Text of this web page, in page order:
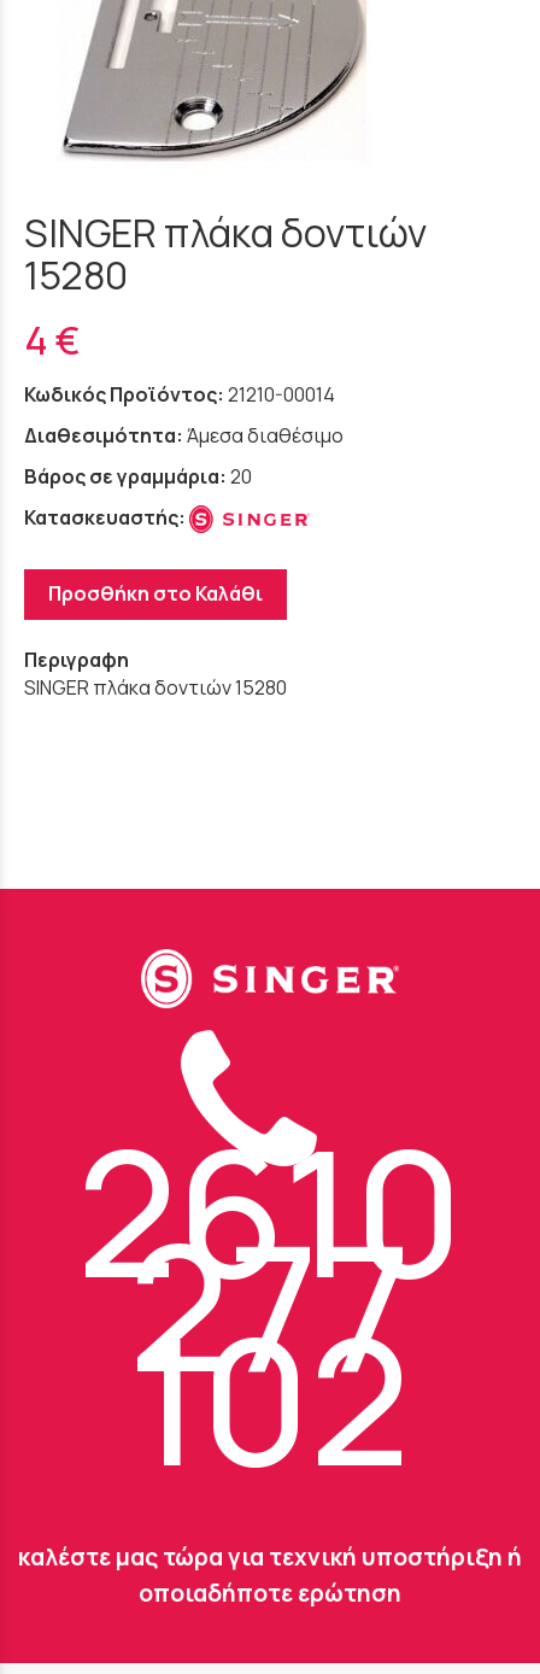
SINGER πλάκα δοντιών
15280
4 €
Κωδικός Προϊόντος: 21210-00014
Διαθεσιμότητα: Άμεσα διαθέσιμο
Βάρος σε γραμμάρια: 20
Κατασκευαστής:
Προσθήκη στο Καλάθι
Περιγραφη
SINGER πλάκα δοντιών 15280
2610
277
102
καλέστε μας τώρα για τεχνική υποστήριξη ή
οποιαδήποτε ερώτηση